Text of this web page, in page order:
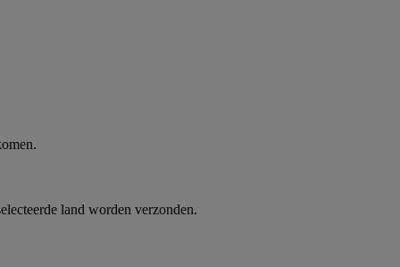
land worden verzonden.